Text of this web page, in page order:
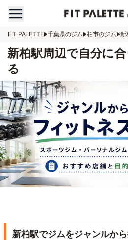
FIT PALETTE 千葉県のジム 柏市のジム 新
新柏駅周辺で自分に
る
新柏駅でジムをジャンルか